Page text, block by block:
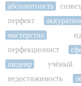
абсолютность
перфект
мастерство
перфекционист
шедевр
учёный
недостижимость